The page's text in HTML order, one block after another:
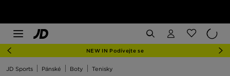
NEW IN Podívejte se
JD Sports Pánské Boty Tenisky